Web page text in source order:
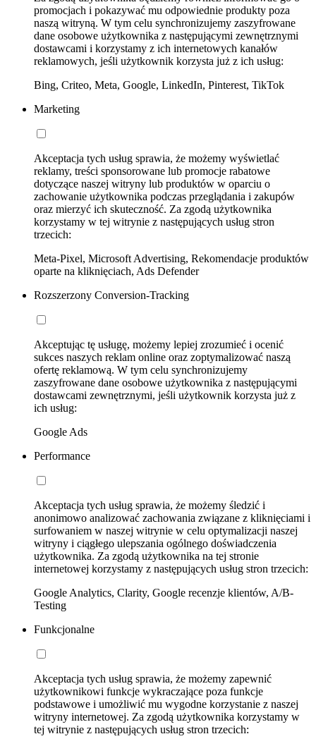
promocjach i pokazywać mu odpowiednie produkty poza
naszą witryną. W tym celu synchronizujemy zaszyfrowane
dane osobowe użytkownika z następującymi zewnętrznymi
dostawcami i korzystamy z ich internetowych kanałów
reklamowych, jeśli użytkownik korzysta już z ich usług:
Bing, Criteo, Meta, Google, LinkedIn, Pinterest, TikTok
Marketing
Akceptacja tych usług sprawia, że możemy wyświetlać
reklamy, treści sponsorowane lub promocje rabatowe
dotyczące naszej witryny lub produktów w oparciu o
zachowanie użytkownika podczas przeglądania i zakupów
oraz mierzyć ich skuteczność. Za zgodą użytkownika
korzystamy w tej witrynie z następujących usług stron
trzecich:
Meta-Pixel, Microsoft Advertising, Rekomendacje produktów
oparte na kliknięciach, Ads Defender
Rozszerzony Conversion-Tracking
Akceptując tę usługę, możemy lepiej zrozumieć i ocenić
sukces naszych reklam online oraz zoptymalizować naszą
ofertę reklamową. W tym celu synchronizujemy
zaszyfrowane dane osobowe użytkownika z następującymi
dostawcami zewnętrznymi, jeśli użytkownik korzysta już z
ich usług:
Google Ads
Performance
Akceptacja tych usług sprawia, że możemy śledzić i
anonimowo analizować zachowania związane z kliknięciami i
surfowaniem w naszej witrynie w celu optymalizacji naszej
witryny i ciągłego ulepszania ogólnego doświadczenia
użytkownika. Za zgodą użytkownika na tej stronie
internetowej korzystamy z następujących usług stron trzecich:
Google Analytics, Clarity, Google recenzje klientów, A/B-
Testing
Funkcjonalne
Akceptacja tych usług sprawia, że możemy zapewnić
użytkownikowi funkcje wykraczające poza funkcje
podstawowe i umożliwić mu wygodne korzystanie z naszej
witryny internetowej. Za zgodą użytkownika korzystamy w
tej witrynie z następujących usług stron trzecich: